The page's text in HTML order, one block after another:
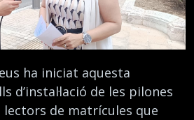
ha iniciat aquesta
d’instal·lació de les pilones
de matrícules que